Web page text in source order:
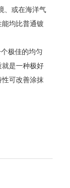
、或在海洋气
均比普通镀
极佳的均匀
是一种极好
可改善涂抹